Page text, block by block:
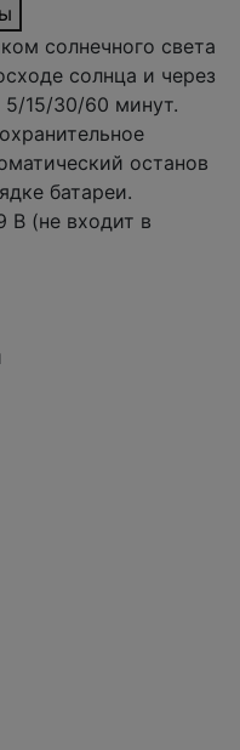
солнечного света
солнца и через
5/15/30/60 минут.
останов
батареи.
В (не входит в